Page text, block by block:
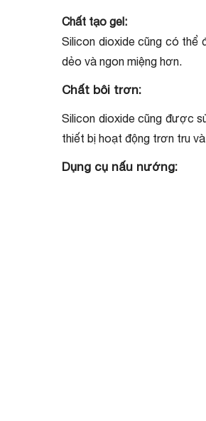
Chất tạo gel:
Silicon dioxide cũng có thể
dẻo và ngon miệng hơn.
Chất bôi trơn:
Silicon dioxide cũng được
thiết bị hoạt động trơn tru
Dụng cụ nấu nướng: